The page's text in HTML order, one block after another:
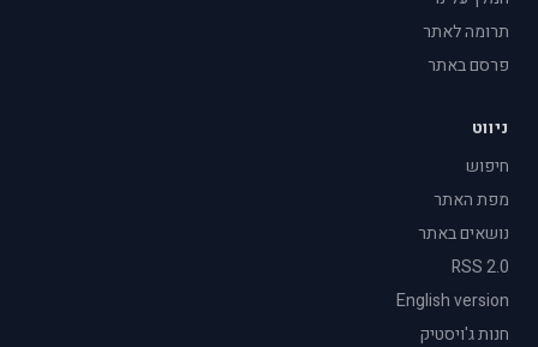
תרומה לאתר
פרסם באתר
ניווט
חיפוש
מפת האתר
נושאים באתר
RSS 2.0
English version
חנות ג'ויסטיק